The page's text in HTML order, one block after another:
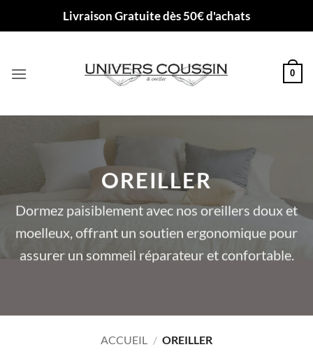
Livraison Gratuite dès 50€ d'achats
0
OREILLER
Dormez paisiblement avec nos oreillers doux et
moelleux, offrant un soutien ergonomique pour
assurer un sommeil réparateur et confortable.
ACCUEIL / OREILLER